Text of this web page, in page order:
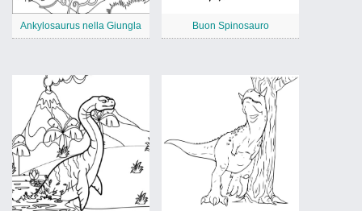
Ankylosaurus nella Giungla Buon Spinosauro